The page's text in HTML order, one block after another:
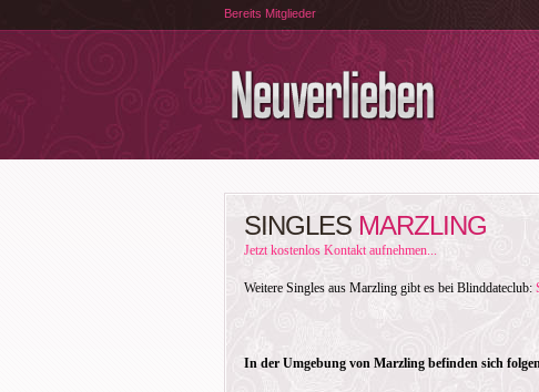
Bereits Mitglieder
SINGLES MARZLING
Jetzt kostenlos Kontakt aufnehmen...
Weitere Singles aus Marzling gibt es bei Blinddateclub:
In der Umgebung von Marzling befinden sich